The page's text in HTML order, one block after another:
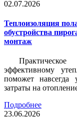
02.07.2026
Теплоизоляция
обустройства
монтаж
эффективному
поможет навсегда
затраты на
Подробнее
23.06.2026